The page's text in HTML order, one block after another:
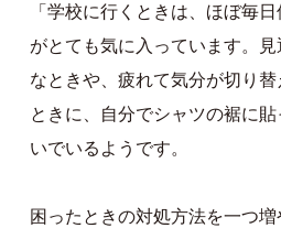
「学校に行くときは、ほぼ毎
がとても気に入っています。
なときや、疲れて気分が切り
ときに、自分でシャツの裾に
いでいるようです。
困ったときの対処方法を一つ